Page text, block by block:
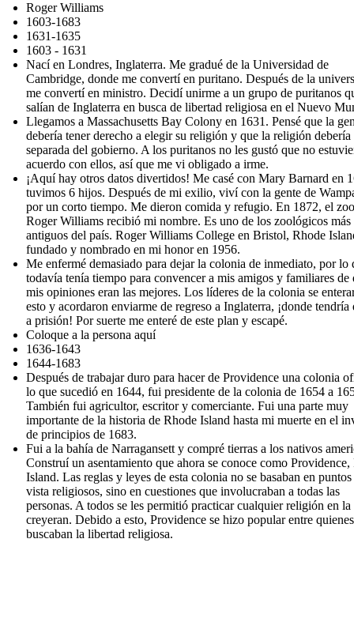
Roger Williams
1603-1683
1631-1635
1603 - 1631
Nací en Londres, Inglaterra. Me gradué de la Universidad de
Cambridge, donde me convertí en puritano. Después de la
me convertí en ministro. Decidí unirme a un grupo de puritanos
salían de Inglaterra en busca de libertad religiosa en el Nuevo
Llegamos a Massachusetts Bay Colony en 1631. Pensé que la
debería tener derecho a elegir su religión y que la religión debería
separada del gobierno. A los puritanos no les gustó que no
acuerdo con ellos, así que me vi obligado a irme.
¡Aquí hay otros datos divertidos! Me casé con Mary Barnard en
tuvimos 6 hijos. Después de mi exilio, viví con la gente de
por un corto tiempo. Me dieron comida y refugio. En 1872, el
Roger Williams recibió mi nombre. Es uno de los zoológicos más
antiguos del país. Roger Williams College en Bristol, Rhode
fundado y nombrado en mi honor en 1956.
Me enfermé demasiado para dejar la colonia de inmediato, por lo
todavía tenía tiempo para convencer a mis amigos y familiares de
mis opiniones eran las mejores. Los líderes de la colonia se
esto y acordaron enviarme de regreso a Inglaterra, ¡donde tendría
a prisión! Por suerte me enteré de este plan y escapé.
Coloque a la persona aquí
1636-1643
1644-1683
Después de trabajar duro para hacer de Providence una colonia
lo que sucedió en 1644, fui presidente de la colonia de 1654 a
También fui agricultor, escritor y comerciante. Fui una parte muy
importante de la historia de Rhode Island hasta mi muerte en el
de principios de 1683.
Fui a la bahía de Narragansett y compré tierras a los nativos
Construí un asentamiento que ahora se conoce como Providence,
Island. Las reglas y leyes de esta colonia no se basaban en puntos
vista religiosos, sino en cuestiones que involucraban a todas las
personas. A todos se les permitió practicar cualquier religión en la
creyeran. Debido a esto, Providence se hizo popular entre quienes
buscaban la libertad religiosa.